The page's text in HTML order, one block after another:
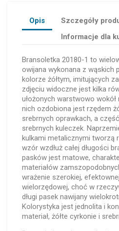
Opis Szczegóły
Informacje dla
Bransoletka 20180-1 to
owijana wykonana z wąskich
kolorze żółtym, imitujących
zdjęciu widoczne jest kilka
ułożonych warstwowo
nich ozdobiona jest rzędem
srebrnych oprawkach, a
srebrnych kuleczek.
kulkami metalicznymi tworzą
wzór wzdłuż całej długości
pasków jest matowe,
materiałów
wrażenie szerokiej,
wielorzędowej, choć w
długi pasek nawijany
Kolorystyka jest jednolita i
materiał, żółte cyrkonie i